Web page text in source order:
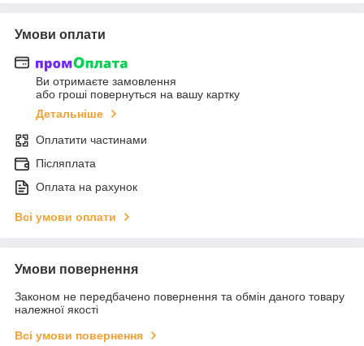
Умови оплати
Ви отримаєте замовлення
або гроші повернуться на вашу картку
Детальніше
Оплатити частинами
Післяплата
Оплата на рахунок
Всі умови оплати
Умови повернення
Законом не передбачено повернення та обмін даного товару
належної якості
Всі умови повернення